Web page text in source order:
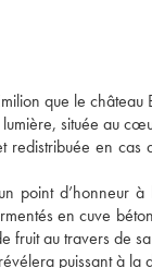
que le
située au
redistribuée en
point d’honneur
en cuve
fruit au travers de
puissant à la